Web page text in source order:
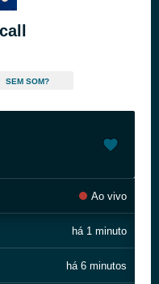
SEM SOM?
Ao vivo
há 1 minuto
há 6 minutos